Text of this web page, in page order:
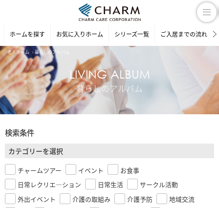
ホームを探す お気に入りホーム シリーズ一覧 ご入居までの流れ
老人ホーム 暮らしのアルバム
LIVING ALBUM
暮らしのアルバム
検索条件
カテゴリーを選択
チャームツアー イベント
お食事
日常レクリエ―ション
日常生活
サークル活動
外出イベント
介護の取組み 介護予防
地域交流